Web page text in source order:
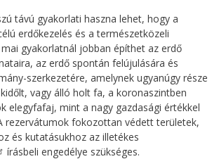
távú gyakorlati haszna lehet, hogy a
erdőkezelés és a természetközeli
gyakorlatnál jobban építhet az erdő
az erdő spontán felújulására és
szerkezetére, amelynek ugyanúgy része
vagy álló holt fa, a koronaszintben
elegyfafaj, mint a nagy gazdasági értékkel
rezervátumok fokozottan védett területek,
és kutatásukhoz az illetékes
írásbeli engedélye szükséges.